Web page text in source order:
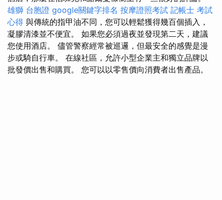
雄獅 台胞證 google關鍵字排名 按摩證照考試 記帳士 考試
心得 與傳統的指甲油不同，您可以輕鬆獲得幾百個插入，
凝膠清漆並不便宜。 如果您必須過夜並發現第二天，建議
您使用酒店。 儘管警察經常被巡邏，但最安全的感覺是漫
步或騎自行車。 在線社區，允許小型企業主和獨立品牌以
批發價出售和購買。 您可以以零售價向消費者出售產品。